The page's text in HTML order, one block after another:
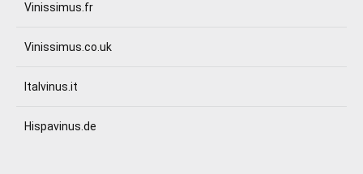
Vinissimus.fr
Vinissimus.co.uk
Italvinus.it
Hispavinus.de